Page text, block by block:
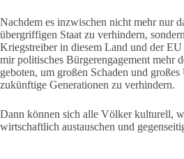
Nachdem es inzwischen nicht mehr nur
übergriffigen Staat zu verhindern,
Kriegstreiber in diesem Land und der EU
mir politisches Bürgerengagement mehr
geboten, um großen Schaden und
zukünftige Generationen zu verhindern.
Dann können sich alle Völker kulturell,
wirtschaftlich austauschen und